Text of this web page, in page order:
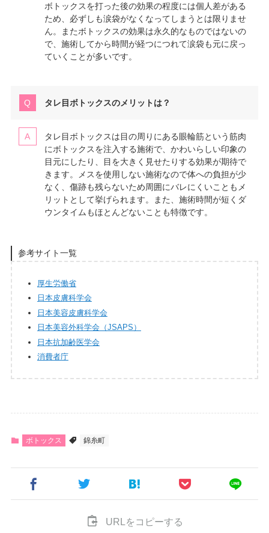
ボトックスを打った後の効果の程度には個人差がある
ため、必ずしも涙袋がなくなってしまうとは限りませ
ん。またボトックスの効果は永久的なものではないの
で、施術してから時間が経つにつれて涙袋も元に戻っ
ていくことが多いです。
タレ目ボトックスのメリットは？
タレ目ボトックスは目の周りにある眼輪筋という筋肉
にボトックスを注入する施術で、かわいらしい印象の
目元にしたり、目を大きく見せたりする効果が期待で
きます。メスを使用しない施術なので体への負担が少
なく、傷跡も残らないため周囲にバレにくいこともメ
リットとして挙げられます。また、施術時間が短くダ
ウンタイムもほとんどないことも特徴です。
参考サイト一覧
厚生労働省
日本皮膚科学会
日本美容皮膚科学会
日本美容外科学会（JSAPS）
日本抗加齢医学会
消費者庁
ボトックス 錦糸町
URLをコピーする